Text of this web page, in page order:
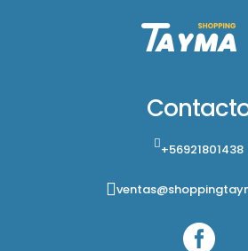
+56921801438
